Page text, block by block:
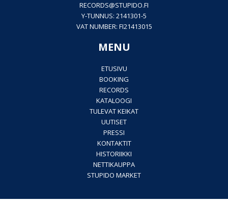
RECORDS@STUPIDO.FI
Y-TUNNUS: 2141301-5
VAT NUMBER: FI21413015
MENU
ETUSIVU
BOOKING
RECORDS
KATALOOGI
TULEVAT KEIKAT
UUTISET
PRESSI
KONTAKTIT
HISTORIIKKI
NETTIKAUPPA
STUPIDO MARKET